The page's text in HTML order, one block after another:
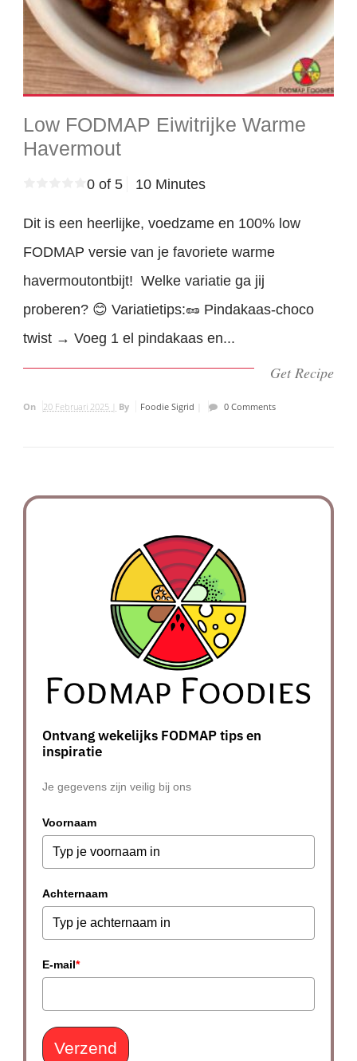
Low FODMAP Eiwitrijke Warme
Havermout
0 of 5 10 Minutes
Dit is een heerlijke, voedzame en 100% low
FODMAP versie van je favoriete warme
havermoutontbijt! Welke variatie ga jij
proberen? 😊 Variatietips:🥜 Pindakaas-choco
twist → Voeg 1 el pindakaas en...
Get Recipe
On 20 Februari 2025 | By Foodie Sigrid 0 Comments
Ontvang wekelijks FODMAP tips en
inspiratie
Je gegevens zijn veilig bij ons
Voornaam
Achternaam
E-mail*
Verzend